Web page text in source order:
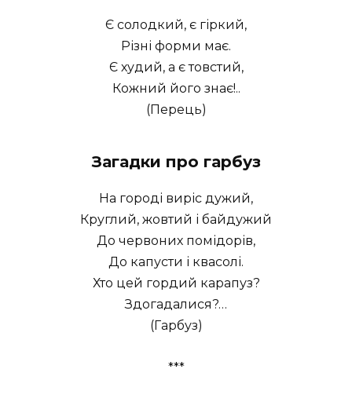
Є солодкий, є гіркий,
Різні форми має.
Є худий, а є товстий,
Кожний його знає!..
(Перець)
Загадки про гарбуз
На городі виріс дужий,
Круглий, жовтий і байдужий
До червоних помідорів,
До капусти і квасолі.
Хто цей гордий карапуз?
Здогадалися?…
(Гарбуз)
***